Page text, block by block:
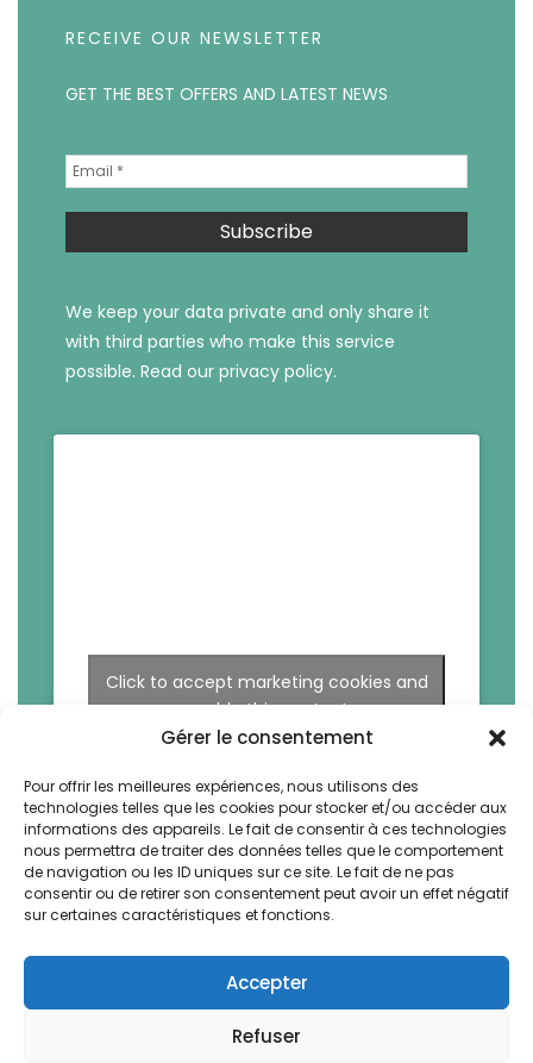
Gérer le consentement
Pour offrir les meilleures expériences, nous utilisons des
technologies telles que les cookies pour stocker et/ou accéder aux
informations des appareils. Le fait de consentir à ces technologies
nous permettra de traiter des données telles que le comportement
de navigation ou les ID uniques sur ce site. Le fait de ne pas
consentir ou de retirer son consentement peut avoir un effet négatif
sur certaines caractéristiques et fonctions.
Accepter
Refuser
RECEIVE OUR NEWSLETTER
GET THE BEST OFFERS AND LATEST NEWS
We keep your data private and only share it
with third parties who make this service
possible. Read our privacy policy.
Click to accept marketing cookies and
enable this content
La Bruyere by Vegetal. All rights reserved -